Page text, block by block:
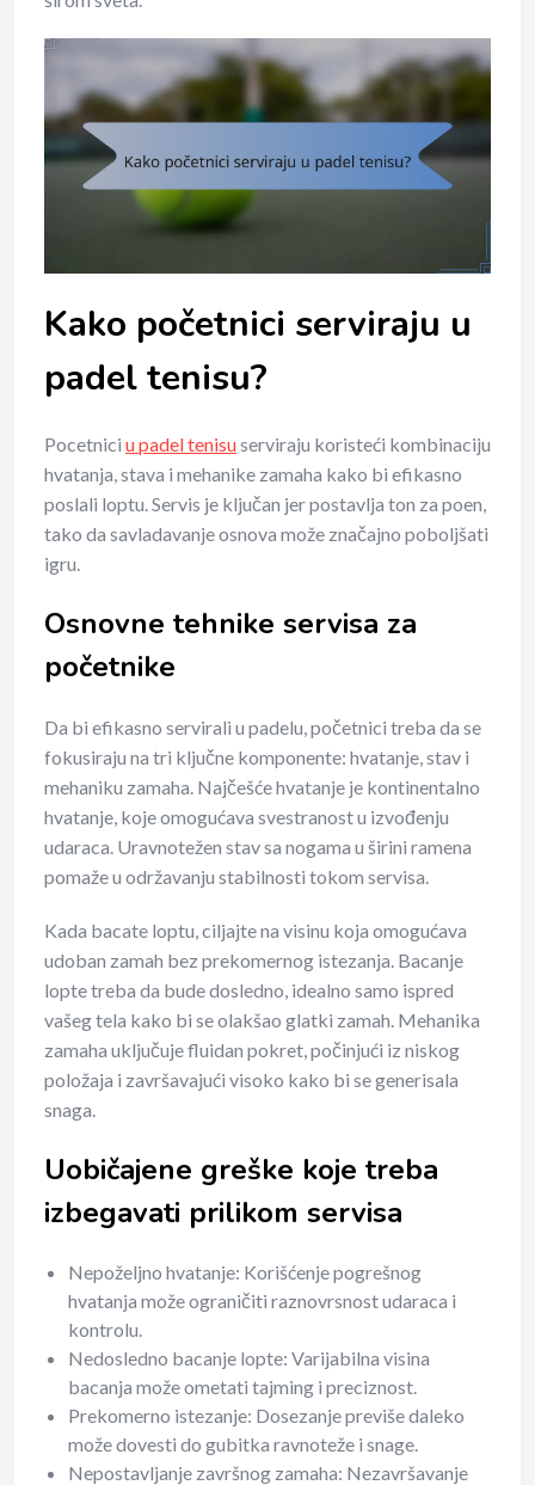
Kako početnici serviraju u
padel tenisu?
Pocetnici u padel tenisuserviraju koristeći kombinaciju
hvatanja, stava i mehanike zamaha kako bi efikasno
poslali loptu. Servis je ključan jer postavlja ton za poen,
tako da savladavanje osnova može značajno poboljšati
igru.
Osnovne tehnike servisa za
početnike
Da bi efikasno servirali u padelu, početnici treba da se
fokusiraju na tri ključne komponente: hvatanje, stav i
mehaniku zamaha. Najčešće hvatanje je kontinentalno
hvatanje, koje omogućava svestranost u izvođenju
udaraca. Uravnotežen stav sa nogama u širini ramena
pomaže u održavanju stabilnosti tokom servisa.
Kada bacate loptu, ciljajte na visinu koja omogućava
udoban zamah bez prekomernog istezanja. Bacanje
lopte treba da bude dosledno, idealno samo ispred
vašeg tela kako bi se olakšao glatki zamah. Mehanika
zamaha uključuje fluidan pokret, počinjući iz niskog
položaja i završavajući visoko kako bi se generisala
snaga.
Uobičajene greške koje treba
izbegavati prilikom servisa
Nepoželjno hvatanje: Korišćenje pogrešnog
hvatanja može ograničiti raznovrsnost udaraca i
kontrolu.
Nedosledno bacanje lopte: Varijabilna visina
bacanja može ometati tajming i preciznost.
Prekomerno istezanje: Dosezanje previše daleko
može dovesti do gubitka ravnoteže i snage.
Nepostavljanje završnog zamaha: Nezavršavanje